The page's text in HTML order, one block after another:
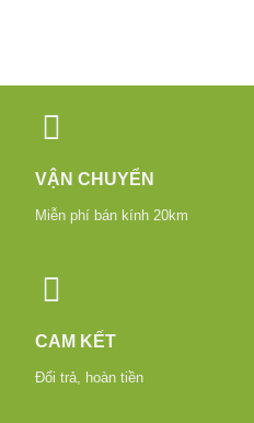
VẬN CHUYỂN
Miễn phí bán kính 20km
CAM KẾT
Đổi trả, hoàn tiền